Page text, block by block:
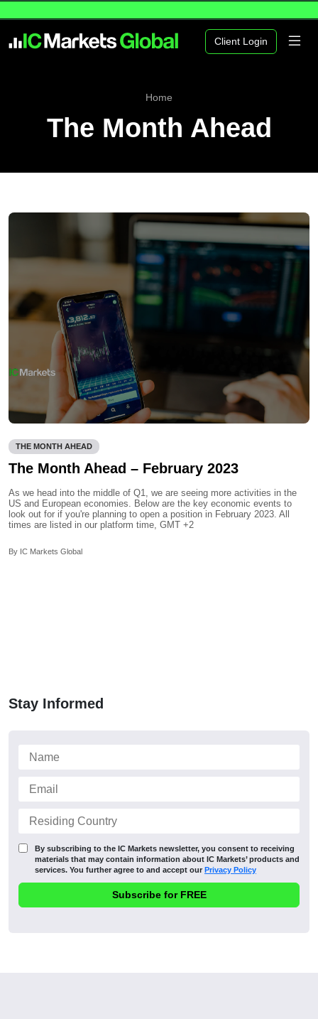
Client Login
Home
The Month Ahead
THE MONTH AHEAD
The Month Ahead – February 2023
As we head into the middle of Q1, we are seeing more activities in the
US and European economies. Below are the key economic events to
look out for if you're planning to open a position in February 2023. All
times are listed in our platform time, GMT +2
By IC Markets Global
Stay Informed
By subscribing to the IC Markets newsletter, you consent to receiving
materials that may contain information about IC Markets’ products and
services. You further agree to and accept our Privacy Policy